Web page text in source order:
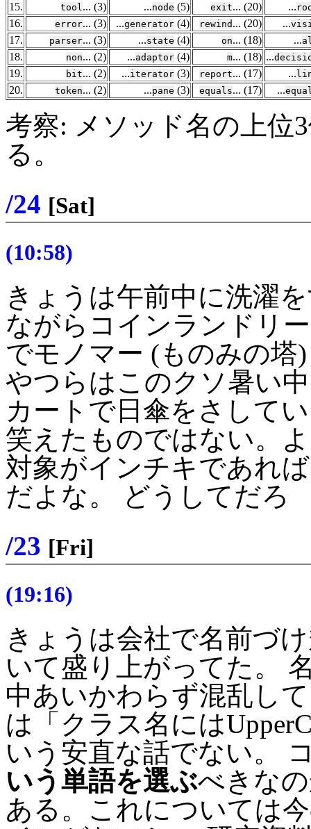
15. tool... (3) ...node (5) exit... (20) ...
16. error... (3) ...generator (4) rewind ... (20) ...
17. parser... (3) ...state (4) on... (18) ...
18. non... (2) ...adaptor (4) m... (18) ...
19. bit... (2) ...iterator (3) report... (17) ...
20. token... (2) ...pane (3) equals... (17) ...
考察: メソッド名の上位
る。
/24 [Sat]
(10:58)
きょうは午前中に洗濯
ながらコインランドリ
でモノマー (ものみの塔
やつらはこのクソ暑い
カートで日傘をさして
笑えたものではない。
対象がインチキであれ
だよな。 どうしてだろ
/23 [Fri]
(19:16)
きょうは会社で名前づ
いて盛り上がってた。
中あいかわらず混乱し
は「クラス名には
いう安直な話でない。
いう単語を選ぶべきな
ある。これについては